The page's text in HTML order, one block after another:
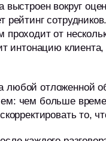
выстроен вокруг
рейтинг
от
интонацию
любой отложенной
чем больше
то,